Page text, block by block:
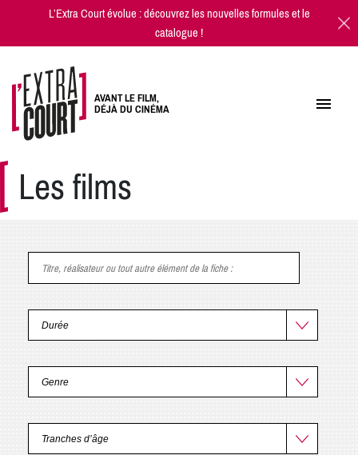
L’Extra Court évolue : découvrez lesnouvelles formulesetle
catalogue!
AVANT LE FILM,
DÉJÀ DU CINÉMA
Les films
Titre, réalisateur ou tout autre élément de la fiche: